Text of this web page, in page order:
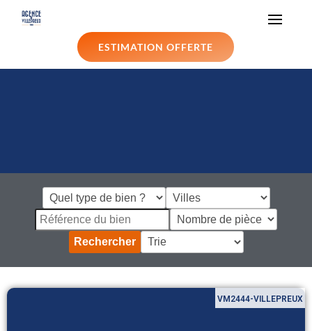
ESTIMATION OFFERTE
Rechercher
VM2444-VILLEPREUX